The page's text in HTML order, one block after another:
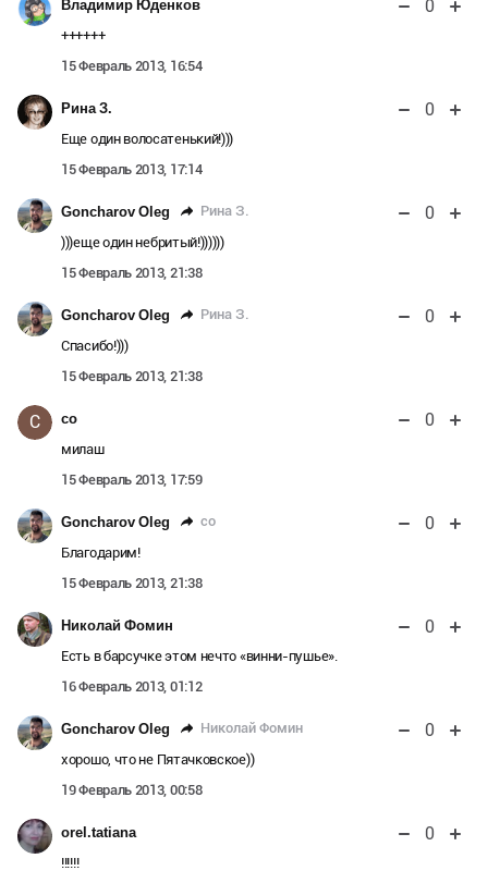
Владимир Юденков 0
++++++
15 Февраль 2013, 16:54
Рина З. 0
Еще один волосатенький!)))
15 Февраль 2013, 17:14
Goncharov Oleg Рина З. 0
)))еще один небритый!))))))
15 Февраль 2013, 21:38
Goncharov Oleg Рина З. 0
Спасибо!)))
15 Февраль 2013, 21:38
C co 0
милаш
15 Февраль 2013, 17:59
Goncharov Oleg co 0
Благодарим!
15 Февраль 2013, 21:38
Николай Фомин 0
Есть в барсучке этом нечто «винни-пушье».
16 Февраль 2013, 01:12
Goncharov Oleg Николай Фомин 0
хорошо, что не Пятачковское))
19 Февраль 2013, 00:58
orel.tatiana 0
!!!!!!